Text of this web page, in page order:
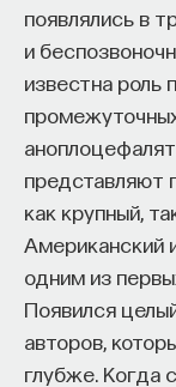
появлялись в
и
известна роль
представляют
как крупный,
Американский
одним из
Появился
авторов,
глубже. Когда
237
НАУКА